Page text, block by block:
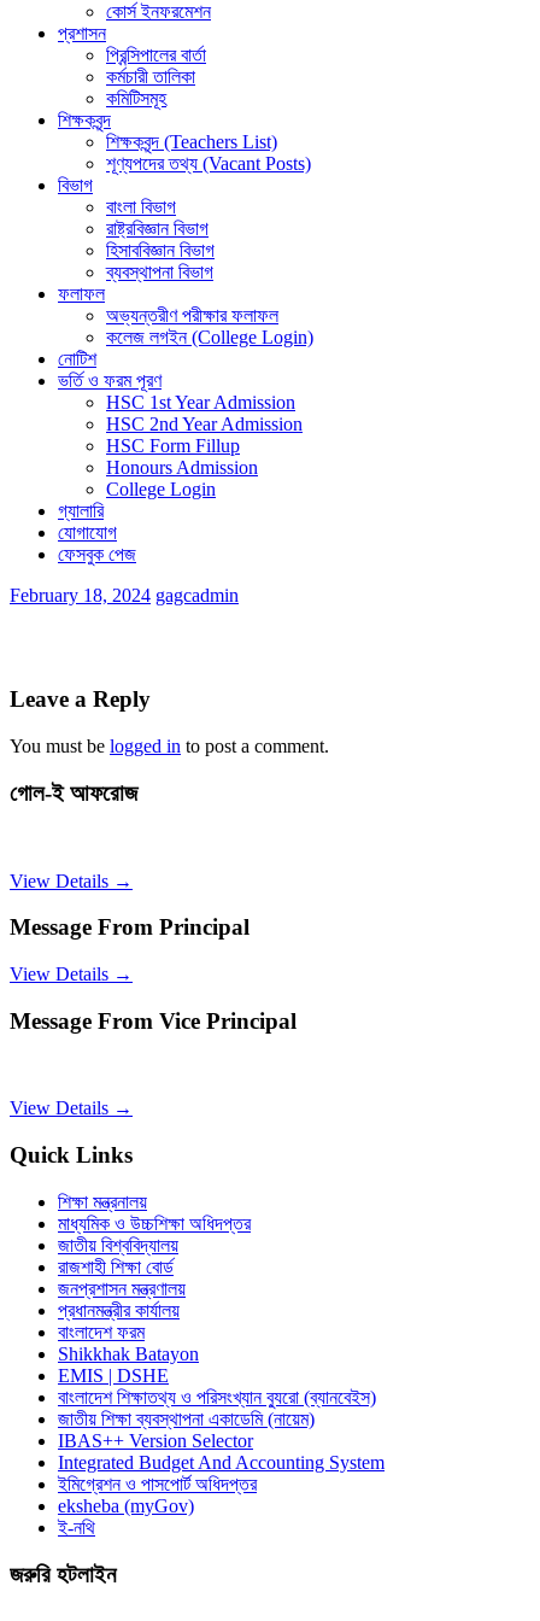
কোর্স ইনফরমেশন
প্রশাসন
প্রিন্সিপালের বার্তা
কর্মচারী তালিকা
কমিটিসমূহ
শিক্ষকবৃন্দ
শিক্ষকবৃন্দ (Teachers List)
শূণ্যপদের তথ্য (Vacant Posts)
বিভাগ
বাংলা বিভাগ
রাষ্ট্রবিজ্ঞান বিভাগ
হিসাববিজ্ঞান বিভাগ
ব্যবস্থাপনা বিভাগ
ফলাফল
অভ্যন্তরীণ পরীক্ষার ফলাফল
কলেজ লগইন (College Login)
নোটিশ
ভর্তি ও ফরম পূরণ
HSC 1st Year Admission
HSC 2nd Year Admission
HSC Form Fillup
Honours Admission
College Login
গ্যালারি
যোগাযোগ
ফেসবুক পেজ
February 18, 2024 gagcadmin
Leave a Reply
You must be logged in to post a comment.
গোল-ই আফরোজ
View Details →
Message From Principal
View Details →
Message From Vice Principal
View Details →
Quick Links
শিক্ষা মন্ত্রনালয়
মাধ্যমিক ও উচ্চশিক্ষা অধিদপ্তর
জাতীয় বিশ্ববিদ্যালয়
রাজশাহী শিক্ষা বোর্ড
জনপ্রশাসন মন্ত্রণালয়
প্রধানমন্ত্রীর কার্যালয়
বাংলাদেশ ফরম
Shikkhak Batayon
EMIS | DSHE
বাংলাদেশ শিক্ষাতথ্য ও পরিসংখ্যান ব্যুরো (ব্যানবেইস)
জাতীয় শিক্ষা ব্যবস্থাপনা একাডেমি (নায়েম)
IBAS++ Version Selector
Integrated Budget And Accounting System
ইমিগ্রেশন ও পাসপোর্ট অধিদপ্তর
eksheba (myGov)
ই-নথি
জরুরি হটলাইন